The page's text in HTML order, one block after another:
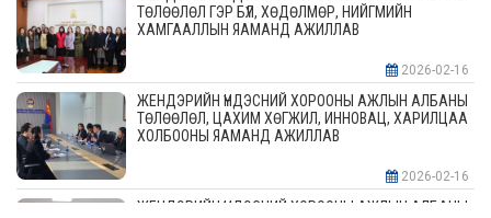
ТӨЛӨӨЛӨЛ ГЭР БҮЛ, ХӨДӨЛМӨР, НИЙГМИЙН
ХАМГААЛЛЫН ЯАМАНД АЖИЛЛАВ
2026-02-16
ЖЕНДЭРИЙН ҮНДЭСНИЙ ХОРООНЫ АЖЛЫН АЛБАНЫ
ТӨЛӨӨЛӨЛ, ЦАХИМ ХӨГЖИЛ, ИННОВАЦ, ХАРИЛЦАА
ХОЛБООНЫ ЯАМАНД АЖИЛЛАВ
2026-02-16
ЖЕНДЭРИЙН ҮНДЭСНИЙ ХОРООНЫ АЖЛЫН АЛБАНЫ